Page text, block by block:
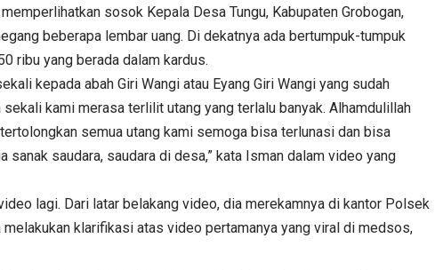
sosok Kepala Desa Tungu, Kabupaten Grobogan,
beberapa lembar uang. Di dekatnya ada bertumpuk-tumpuk
ribu yang berada dalam kardus.
kepada abah Giri Wangi atau Eyang Giri Wangi yang sudah
kami merasa terlilit utang yang terlalu banyak. Alhamdulillah
semua utang kami semoga bisa terlunasi dan bisa
sanak saudara, saudara di desa,” kata Isman dalam video yang
lagi. Dari latar belakang video, dia merekamnya di kantor Polsek
melakukan klarifikasi atas video pertamanya yang viral di medsos,